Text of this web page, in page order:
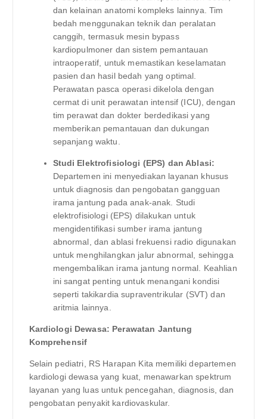
dan kelainan anatomi kompleks lainnya. Tim
bedah menggunakan teknik dan peralatan
canggih, termasuk mesin bypass
kardiopulmoner dan sistem pemantauan
intraoperatif, untuk memastikan keselamatan
pasien dan hasil bedah yang optimal.
Perawatan pasca operasi dikelola dengan
cermat di unit perawatan intensif (ICU), dengan
tim perawat dan dokter berdedikasi yang
memberikan pemantauan dan dukungan
sepanjang waktu.
Studi Elektrofisiologi (EPS) dan Ablasi:
Departemen ini menyediakan layanan khusus
untuk diagnosis dan pengobatan gangguan
irama jantung pada anak-anak. Studi
elektrofisiologi (EPS) dilakukan untuk
mengidentifikasi sumber irama jantung
abnormal, dan ablasi frekuensi radio digunakan
untuk menghilangkan jalur abnormal, sehingga
mengembalikan irama jantung normal. Keahlian
ini sangat penting untuk menangani kondisi
seperti takikardia supraventrikular (SVT) dan
aritmia lainnya.
Kardiologi Dewasa: Perawatan Jantung
Komprehensif
Selain pediatri, RS Harapan Kita memiliki departemen
kardiologi dewasa yang kuat, menawarkan spektrum
layanan yang luas untuk pencegahan, diagnosis, dan
pengobatan penyakit kardiovaskular.